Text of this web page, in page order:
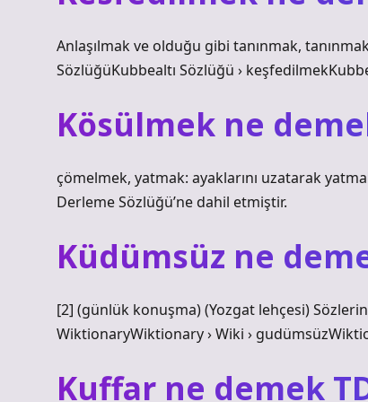
Anlaşılmak ve olduğu gibi tanınmak,
SözlüğüKubbealtı Sözlüğü ›
Kösülmek ne
çömelmek, yatmak: ayaklarını uzatarak
Derleme Sözlüğü’ne dahil etmiştir.
Küdümsüz ne
[2] (günlük konuşma) (Yozgat lehçesi)
WiktionaryWiktionary › Wiki ›
Kuffar ne demek